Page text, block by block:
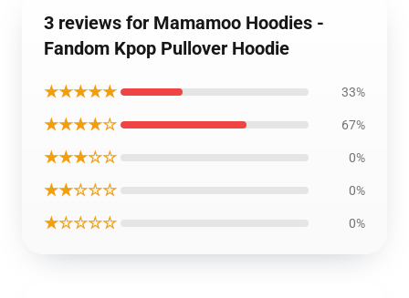
3 reviews for Mamamoo Hoodies -
Fandom Kpop Pullover Hoodie
★★★★★ 33%
★★★★☆ 67%
★★★☆☆ 0%
★★☆☆☆ 0%
★☆☆☆☆ 0%